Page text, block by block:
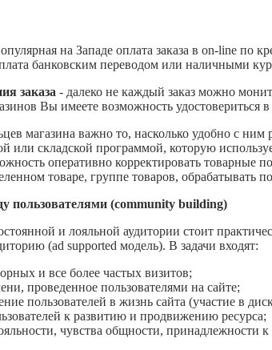
на Западе оплата заказа в on-line по
банковским переводом или наличными
заказа - далеко не каждый заказ можно
Вы имеете возможность
магазина важно то, насколько удобно с
или складской программой, которую
оперативно корректировать товарные
товаре, группе товаров, обрабатывать
пользователями (community building)
и лояльной аудитории стоит
(ad supported модель). В задачи входят:
и все более частых визитов;
проведенное пользователями на сайте;
пользователей в жизнь сайта (участие в
к развитию и продвижению ресурса;
чувства общности, принадлежности